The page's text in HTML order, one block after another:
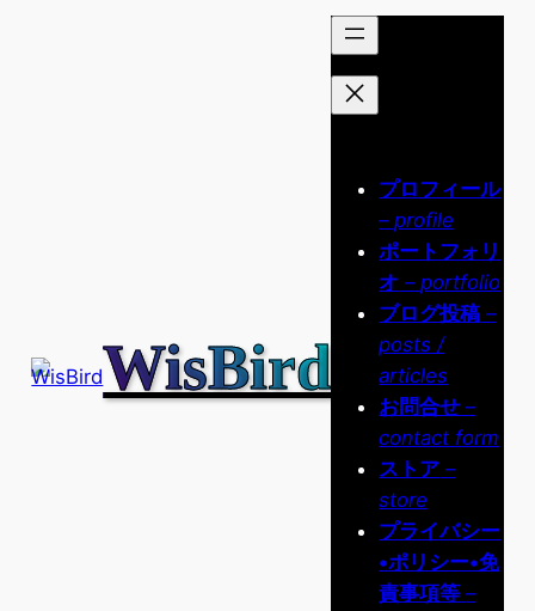
WisBird
プロフィール
– profile
ポートフォリ
オ – portfolio
ブログ投稿 –
posts /
articles
お問合せ –
contact form
ストア –
store
プライバシー
•ポリシー•免
責事項等 –